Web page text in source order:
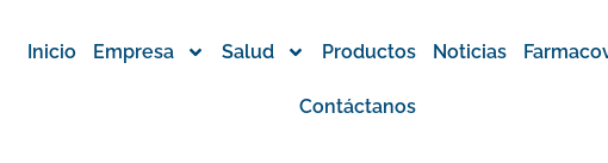
Inicio Empresa Salud Productos Noticias
Contáctanos